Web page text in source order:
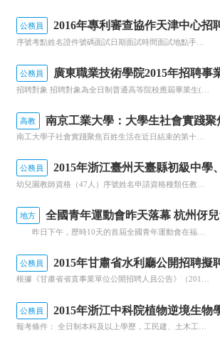
公務員 2016年專利審查協作天津中心招
序號考點姓名證件號碼面試日期面試時間面試地點手機號1哈爾濱曹春柳230184********626110月26日15:00昆侖大酒店401會議室180****02232哈爾濱陳東陽230123********245310月26日13:00昆侖大酒店401會議室186****16813哈爾濱陳思源12...
公務員 廣東職業技術學院2015年招聘事
高教 南京工業大學：大學生社會實踐聚
南工大學子社會實踐聚焦百姓生活在近日結束的第十四屆挑戰杯全國大學生課外學術科技競賽復評中，南京工業大學學生衡媛媛、劉逸軍和翁婷憑借《熱情何處釋——南京廣場舞發展現狀與對策研究報告》挺進了決賽。與此相對應的是，文化部、體育總局等四部門日前聯合印發《關于引導廣場舞活動健康開展的通知》，要求推出一批具有文...
公務員 2015年浙江臺州天臺縣初級中學
地方 全國青年運動會昨天落幕 杭州伢
昨日下午，歷時10天的首屆全國青年運動會在福州落下帷幕，來自全國55個代表團的13-21歲青年運動員參賽。比賽共設26個大項305個小項，杭州代表團在田徑、游泳、皮劃艇、射擊、自行車、柔道以及跆拳道等項目上共獲得14枚金牌。 “年輕運動員們很好地展示了青春活動和拼搏精神。青運會對他們來說不僅是...
公務員 2015年甘肅省水利廳公開招聘擬
根據《甘肅省省直事業單位公開招聘人員公告》（2015年度第四期），甘肅省水利廳計劃招聘85人，經報名、資格審查、考試、體檢和考察，擇優確定擬聘對象77人，現將擬聘對象予以公示，歡迎社會各界監督。對擬聘人員存在的影響聘用公正的問題，請來電如實反映，我們將認真查實，確保公平公正。 公示時間：2015年1...
公務員 2015年浙江中科院植物逆境生物